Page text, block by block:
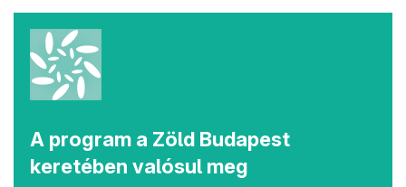
A program a Zöld Budapest
keretében valósul meg